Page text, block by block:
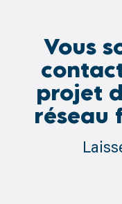
Vous
projet
réseau